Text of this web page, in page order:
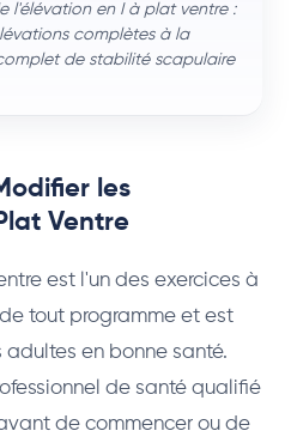
l'élévation en I à plat ventre :
complètes à la
de stabilité scapulaire
les
Ventre
est l'un des exercices à
tout programme et est
en bonne santé.
de santé qualifié
de commencer ou de